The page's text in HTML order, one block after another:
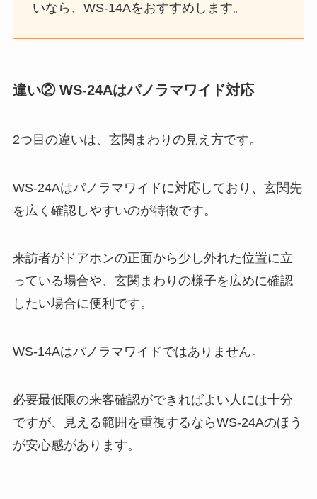
いなら、WS-14Aをおすすめします。
違い② WS-24Aはパノラマワイド対応
2つ目の違いは、玄関まわりの見え方です。
WS-24Aはパノラマワイドに対応しており、玄関先
を広く確認しやすいのが特徴です。
来訪者がドアホンの正面から少し外れた位置に立
っている場合や、玄関まわりの様子を広めに確認
したい場合に便利です。
WS-14Aはパノラマワイドではありません。
必要最低限の来客確認ができればよい人には十分
ですが、見える範囲を重視するならWS-24Aのほう
が安心感があります。